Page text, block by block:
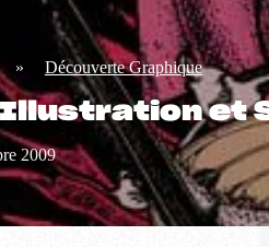
» Découverte Graphique
Illustration et
2009